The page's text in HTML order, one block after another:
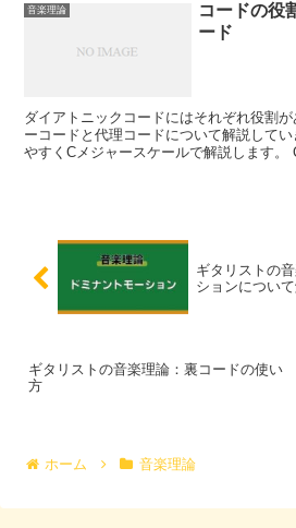
音楽理論
コードの役
ード
ダイアトニックコードにはそれぞれ役割
ーコードと代理コードについて解説して
やすくCメジャースケールで解説します。
ギタリストの
ションについ
ギタリストの音楽理論：裏コードの使い
方
ホーム 音楽理論